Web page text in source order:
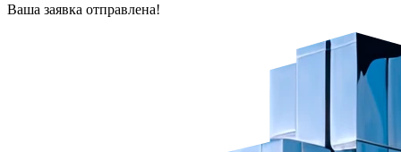
Ваша заявка отправлена!